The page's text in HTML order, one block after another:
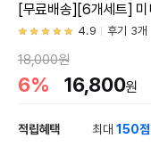
[무료배송][6개세트] 미
4.9 후기 3개
18,000원
6% 16,800원
적립혜택 최대150점